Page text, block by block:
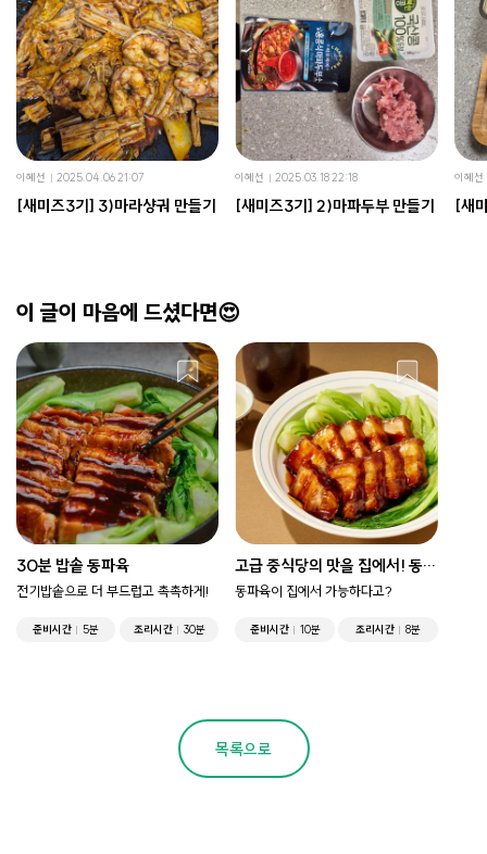
이혜선 2025.04.06 21:07
[새미즈3기] 3)마라샹궈 만들기
이혜선 2025.03.18 22:18
[새미즈3기] 2)마파두부 만들기
이혜선
[새
이 글이 마음에 드셨다면😍
30분 밥솥 동파육
전기밥솥으로 더 부드럽고 촉촉하게!
준비시간 5분 조리시간 30분
고급 중식당의 맛을 집에서! 동파
육
동파육이 집에서 가능하다고?
준비시간 10분 조리시간 8분
목록으로